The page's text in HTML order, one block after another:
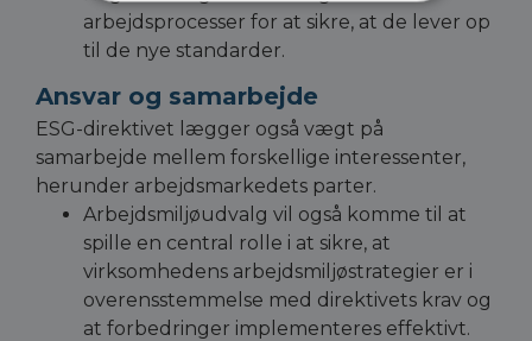
arbejdsprocesser for at sikre, at de lever op
til de nye standarder.
Ansvar og samarbejde
ESG-direktivet lægger også vægt på
samarbejde mellem forskellige interessenter,
herunder arbejdsmarkedets parter.
Arbejdsmiljøudvalg vil også komme til at
spille en central rolle i at sikre, at
virksomhedens arbejdsmiljøstrategier er i
overensstemmelse med direktivets krav og
at forbedringer implementeres effektivt.